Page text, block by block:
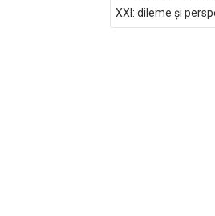
o
ARTICOLE
XXI: dileme și